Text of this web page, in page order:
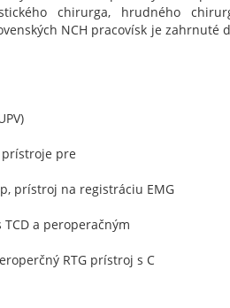
chirurga, hrudného
NCH pracovísk je
prístroje pre
prístroj na registráciu EMG
a peroperačným
RTG prístroj s C